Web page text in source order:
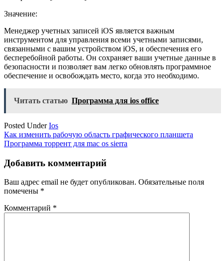
Значение:
Менеджер учетных записей iOS является важным
инструментом для управления всеми учетными записями,
связанными с вашим устройством iOS, и обеспечения его
бесперебойной работы. Он сохраняет ваши учетные данные в
безопасности и позволяет вам легко обновлять программное
обеспечение и освобождать место, когда это необходимо.
Читать статью Программа для ios office
Posted UnderIos
Навигация
по
записям
Как изменить рабочую область графического планшета
Программа торрент для mac os sierra
Добавить комментарий
Ваш адрес email не будет опубликован. Обязательные поля
помечены *
Комментарий *